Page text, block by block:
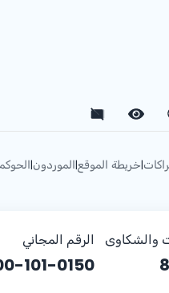
|خريطة الموقع|الموردون|
والشكاوى الرقم المجاني
101-0150